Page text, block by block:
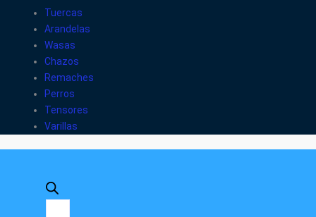
Tuercas
Arandelas
Wasas
Chazos
Remaches
Perros
Tensores
Varillas